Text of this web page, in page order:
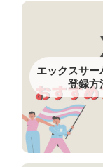
エックスサー
登録方